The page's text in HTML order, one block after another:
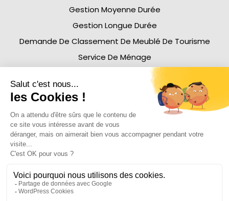
Gestion Moyenne Durée
Gestion Longue Durée
Demande De Classement De Meublé De Tourisme
Service De Ménage
Blog
Histoire
Nous Rejoindre
Emplacement